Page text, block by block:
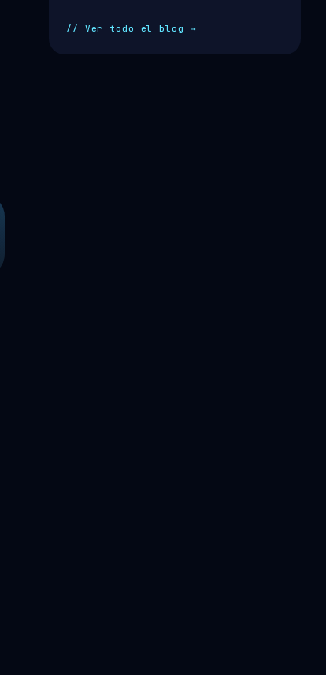
// Ver todo el blog →